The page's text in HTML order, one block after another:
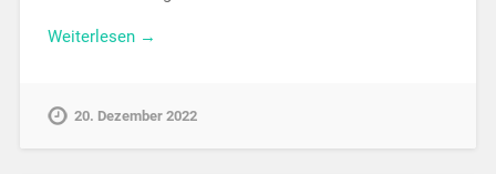
Weiterlesen →
20. Dezember 2022